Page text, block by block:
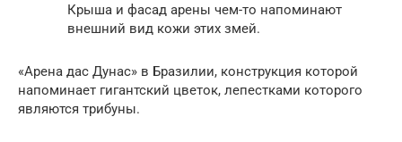
Крыша и фасад арены чем-то напоминают
внешний вид кожи этих змей.
«Арена дас Дунас» в Бразилии, конструкция которой
напоминает гигантский цветок, лепестками которого
являются трибуны.